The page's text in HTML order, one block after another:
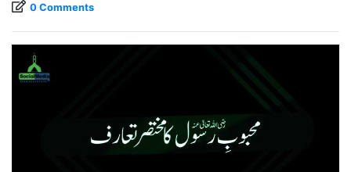
0 Comments